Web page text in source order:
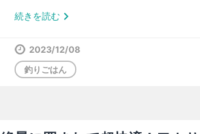
続きを読む
2023/12/08
釣りごはん